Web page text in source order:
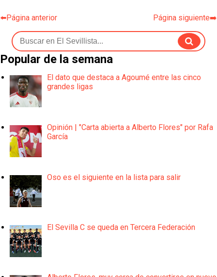
⬅️Página anterior Página siguiente➡️
Popular de la semana
El dato que destaca a Agoumé entre las cinco
grandes ligas
Opinión | "Carta abierta a Alberto Flores" por Rafa
García
Oso es el siguiente en la lista para salir
El Sevilla C se queda en Tercera Federación